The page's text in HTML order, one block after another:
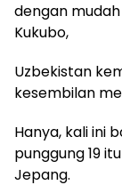
dengan
Kukubo,
Uzbekistan
kesembilan
Hanya, kali ini
punggung 19
Jepang.